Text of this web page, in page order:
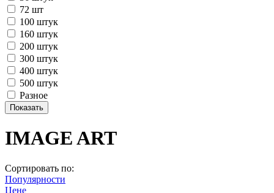
72 шт
100 штук
160 штук
200 штук
300 штук
400 штук
500 штук
Разное
IMAGE ART
Сортировать по:
Популярности
Цене